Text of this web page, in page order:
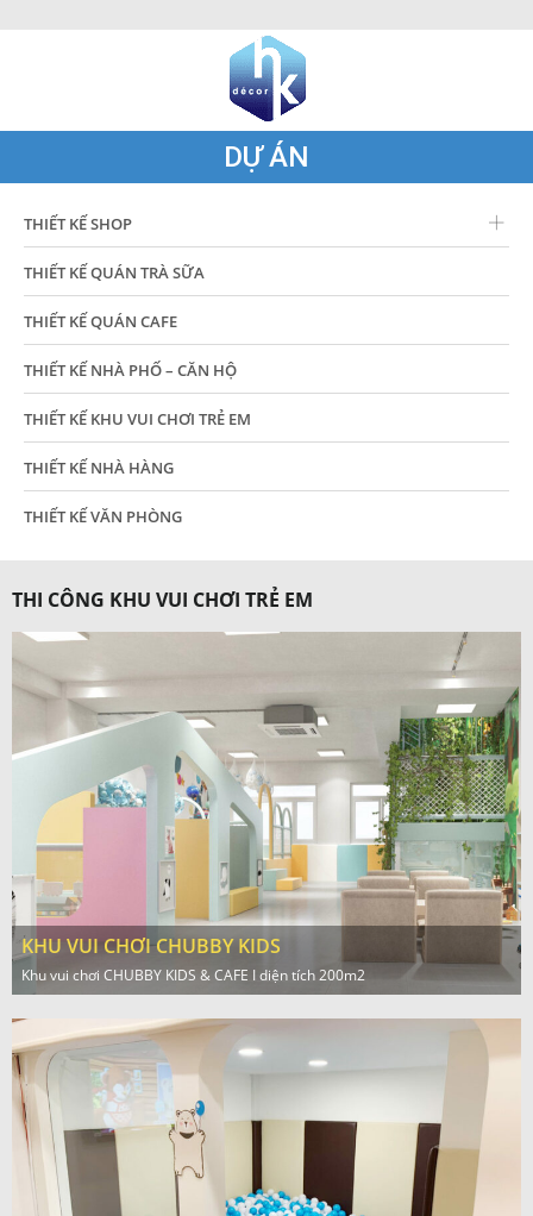
DỰ ÁN
THIẾT KẾ SHOP
THIẾT KẾ QUÁN TRÀ SỮA
THIẾT KẾ QUÁN CAFE
THIẾT KẾ NHÀ PHỐ – CĂN HỘ
THIẾT KẾ KHU VUI CHƠI TRẺ EM
THIẾT KẾ NHÀ HÀNG
THIẾT KẾ VĂN PHÒNG
THI CÔNG KHU VUI CHƠI TRẺ EM
KHU VUI CHƠI CHUBBY KIDS
Khu vui chơi CHUBBY KIDS & CAFE I diện tích 200m2